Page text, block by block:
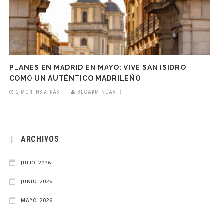
PLANES EN MADRID EN MAYO: VIVE SAN ISIDRO
COMO UN AUTÉNTICO MADRILEÑO
2 MONTHS ATRÁS BLGADMINGAVIR
ARCHIVOS
JULIO 2026
JUNIO 2026
MAYO 2026